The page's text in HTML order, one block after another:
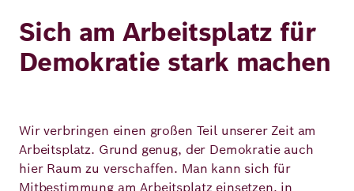
Sich am Arbeitsplatz für
Demokratie stark machen
Wir verbringen einen großen Teil unserer Zeit am
Arbeitsplatz. Grund genug, der Demokratie auch
hier Raum zu verschaffen. Man kann sich für
Mitbestimmung am Arbeitsplatz einsetzen, in